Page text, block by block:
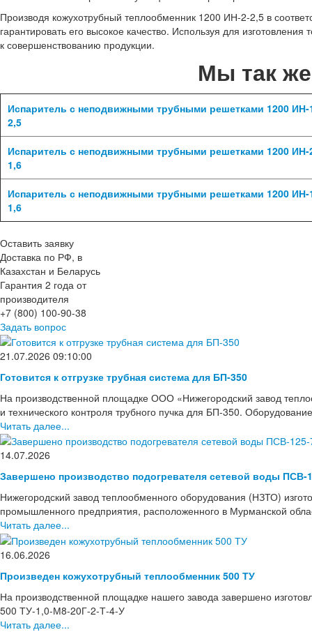
Производя кожухотрубный теплообменник 1200 ИН-2-2,5 в
гарантировать его высокое качество. Используя для
к совершенствованию продукции.
Мы так
Испаритель с неподвижными трубными решетками 1200 ИН-
2,5
Испаритель с неподвижными трубными решетками 1200 ИН-
1,6
Испаритель с неподвижными трубными решетками 1200 ИН-
1,6
Оставить заявку
Доставка по РФ, в
Казахстан и Беларусь
Гарантия 2 года от
производителя
+7 (800) 100-90-38
Задать вопрос
21.07.2026 09:10:00
Готовится к отгрузке трубная система для БП-350
На производственной площадке ООО «Нижегородский завод
и технического контроля трубного пучка для БП-350.
Читать далее...
14.07.2026
Завершено производство подогревателя сетевой воды ПСВ-
Нижегородский завод теплообменного оборудования (НЗТО)
промышленного предприятия, расположенного в Мурманской
Читать далее...
16.06.2026
Произведен кожухотрубный теплообменник 500 ТУ
На производственной площадке нашего завода завершено
500 ТУ-1,0-М8-20Г-2-Т-4-У
Читать далее...